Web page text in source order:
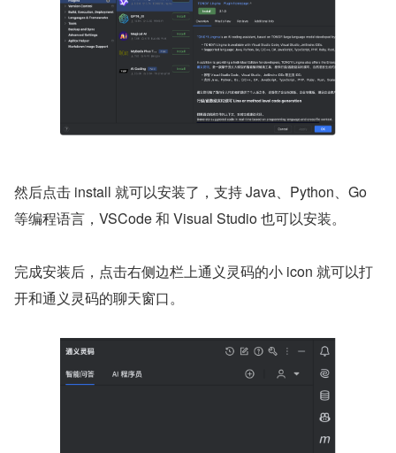
然后点击 install 就可以安装了，支持 Java、Python、Go
等编程语言，VSCode 和 Visual Studio 也可以安装。
完成安装后，点击右侧边栏上通义灵码的小 icon 就可以打
开和通义灵码的聊天窗口。